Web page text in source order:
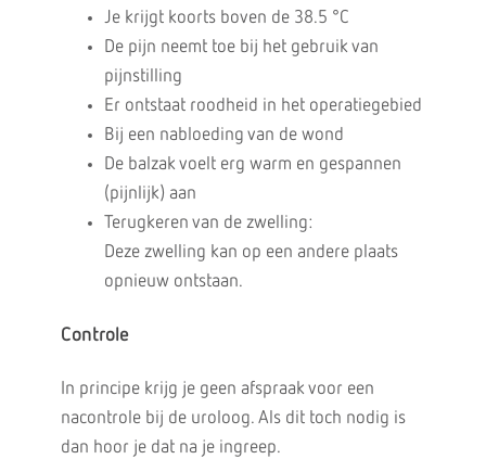
Je krijgt koorts boven de 38.5 °C
De pijn neemt toe bij het gebruik van
pijnstilling
Er ontstaat roodheid in het operatiegebied
Bij een nabloeding van de wond
De balzak voelt erg warm en gespannen
(pijnlijk) aan
Terugkeren van de zwelling:
Deze zwelling kan op een andere plaats
opnieuw ontstaan.
Controle
In principe krijg je geen afspraak voor een
nacontrole bij de uroloog. Als dit toch nodig is
dan hoor je dat na je ingreep.